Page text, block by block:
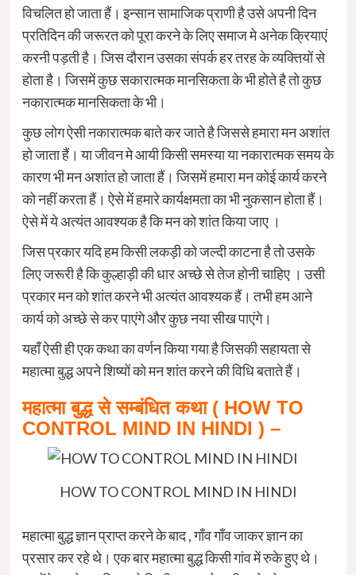
विचलित हो जाता हैं। इन्सान सामाजिक प्राणी है उसे अपनी दिन
प्रतिदिन की जरूरत को पूरा करने के लिए समाज मे अनेक क्रियाएं
करनी पड़ती है। जिस दौरान उसका संपर्क हर तरह के व्यक्तियों से
होता है। जिसमें कुछ सकारात्मक मानसिकता के भी होते है तो कुछ
नकारात्मक मानसिकता के भी।
कुछ लोग ऐसी नकारात्मक बाते कर जाते है जिससे हमारा मन अशांत
हो जाता हैं। या जीवन मे आयी किसी समस्या या नकारात्मक समय के
कारण भी मन अशांत हो जाता हैं। जिसमें हमारा मन कोई कार्य करने
को नहीं करता हैं। ऐसे में हमारे कार्यक्षमता का भी नुकसान होता हैं।
ऐसे में ये अत्यंत आवश्यक है कि मन को शांत किया जाए ।
जिस प्रकार यदि हम किसी लकड़ी को जल्दी काटना है तो उसके
लिए जरूरी है कि कुल्हाड़ी की धार अच्छे से तेज होनी चाहिए । उसी
प्रकार मन को शांत करने भी अत्यंत आवश्यक हैं। तभी हम आने
कार्य को अच्छे से कर पाएंगे और कुछ नया सीख पाएंगे।
यहाँ ऐसी ही एक कथा का वर्णन किया गया है जिसकी सहायता से
महात्मा बुद्ध अपने शिष्यों को मन शांत करने की विधि बताते हैं।
महात्मा बुद्ध से सम्बंधित कथा ( HOW TO
CONTROL MIND IN HINDI ) –
HOW TO CONTROL MIND IN HINDI
महात्मा बुद्ध ज्ञान प्राप्त करने के बाद , गाँव गाँव जाकर ज्ञान का
प्रसार कर रहे थे। एक बार महात्मा बुद्ध किसी गांव में रुके हुए थे।